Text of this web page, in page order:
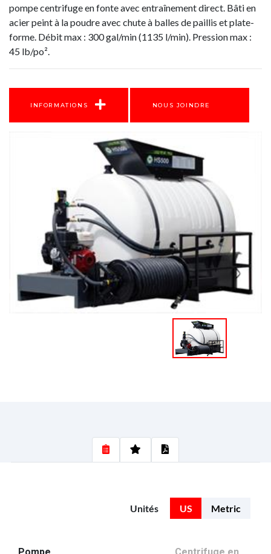
pompe centrifuge en fonte avec entraînement direct. Bâti en
acier peint à la poudre avec chute à balles de paillis et plate-
forme. Débit max : 300 gal/min (1135 l/min). Pression max :
45 lb/po².
INFORMATIONS NOUS JOINDRE
Unités US Metric